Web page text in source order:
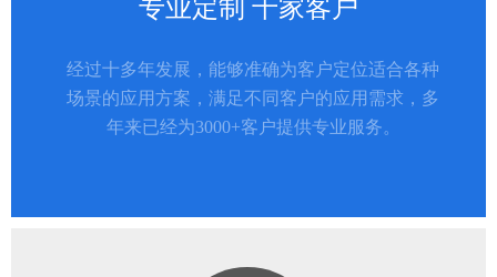
专业定制 千家客户
经过十多年发展，能够准确为客户定位适合各种
场景的应用方案，满足不同客户的应用需求，多
年来已经为3000+客户提供专业服务。